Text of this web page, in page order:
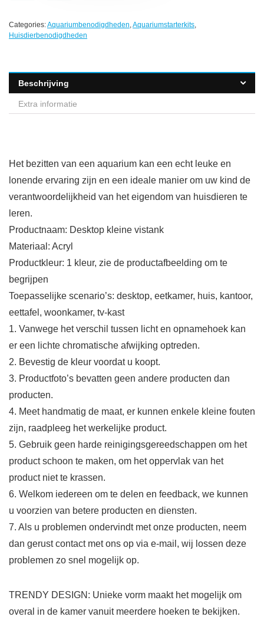
Categories:Aquariumbenodigdheden,Aquariumstarterkits,
Huisdierbenodigdheden
Beschrijving
Extra informatie
Het bezitten van een aquarium kan een echt leuke en
lonende ervaring zijn en een ideale manier om uw kind de
verantwoordelijkheid van het eigendom van huisdieren te
leren.
Productnaam: Desktop kleine vistank
Materiaal: Acryl
Productkleur: 1 kleur, zie de productafbeelding om te
begrijpen
Toepasselijke scenario’s: desktop, eetkamer, huis, kantoor,
eettafel, woonkamer, tv-kast
1. Vanwege het verschil tussen licht en opnamehoek kan
er een lichte chromatische afwijking optreden.
2. Bevestig de kleur voordat u koopt.
3. Productfoto’s bevatten geen andere producten dan
producten.
4. Meet handmatig de maat, er kunnen enkele kleine fouten
zijn, raadpleeg het werkelijke product.
5. Gebruik geen harde reinigingsgereedschappen om het
product schoon te maken, om het oppervlak van het
product niet te krassen.
6. Welkom iedereen om te delen en feedback, we kunnen
u voorzien van betere producten en diensten.
7. Als u problemen ondervindt met onze producten, neem
dan gerust contact met ons op via e-mail, wij lossen deze
problemen zo snel mogelijk op.
TRENDY DESIGN: Unieke vorm maakt het mogelijk om
overal in de kamer vanuit meerdere hoeken te bekijken.